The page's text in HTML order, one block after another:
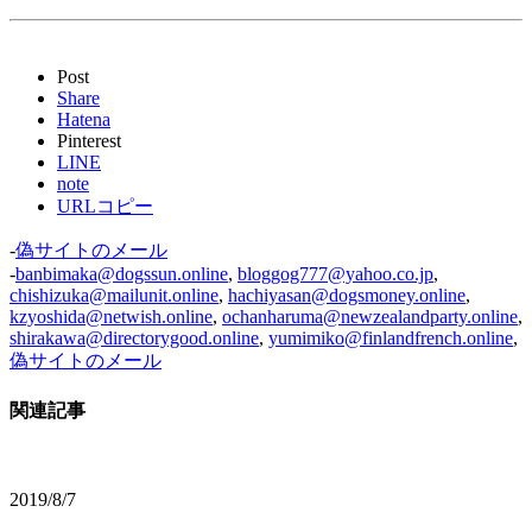
Post
Share
Hatena
Pinterest
LINE
note
URLコピー
-偽サイトのメール
-banbimaka@dogssun.online, bloggog777@yahoo.co.jp,
chishizuka@mailunit.online, hachiyasan@dogsmoney.online,
kzyoshida@netwish.online, ochanharuma@newzealandparty.online,
shirakawa@directorygood.online, yumimiko@finlandfrench.online,
偽サイトのメール
関連記事
2019/8/7